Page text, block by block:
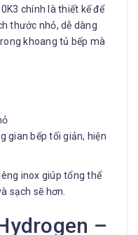
chính là thiết kế để
thước nhỏ, dễ dàng
khoang tủ bếp mà
gian bếp tối giản, hiện
inox giúp tổng thể
sạch sẽ hơn.
–